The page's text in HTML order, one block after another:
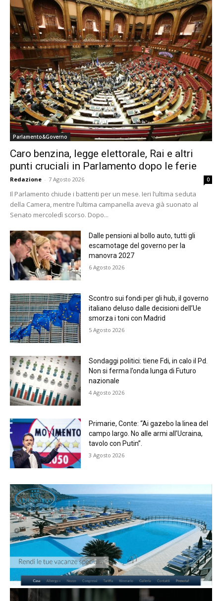
Parlamento&Governo
Caro benzina, legge elettorale, Rai e altri
punti cruciali in Parlamento dopo le ferie
Redazione - 7 Agosto 2026 0
Il Parlamento chiude i battenti per un mese. Ieri l’ultima seduta
della Camera, mentre l’ultima campanella aveva già suonato al
Senato mercoledì scorso. Dopo...
Dalle pensioni al bollo auto, tutti gli
escamotage del governo per la
manovra 2027
6 Agosto 2026
Scontro sui fondi per gli hub, il governo
italiano deluso dalle decisioni dell’Ue
smorza i toni con Madrid
5 Agosto 2026
Sondaggi politici: tiene Fdi, in calo il Pd.
Non si ferma l’onda lunga di Futuro
nazionale
4 Agosto 2026
Primarie, Conte: “Ai gazebo la linea del
campo largo. No alle armi all’Ucraina,
tavolo con Putin”.
3 Agosto 2026